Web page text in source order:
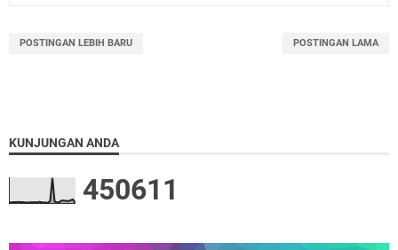
POSTINGAN LEBIH BARU POSTINGAN LAMA
KUNJUNGAN ANDA
450611